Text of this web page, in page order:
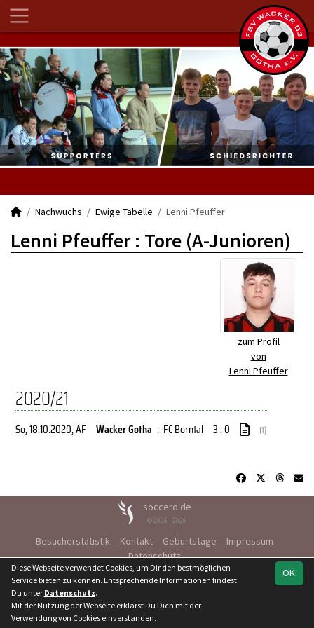
Nachwuchs Ewige Tabelle Lenni Pfeuffer
Lenni Pfeuffer : Tore (A-Junioren)
zum Profil
von
Lenni Pfeuffer
2020/21
So, 18.10.2020, AF Wacker Gotha : FC Borntal 3 : 0 (1)
soccero.de
© 2006 - 2026
Besucherstatistik Kontakt Geburtstage
Impressum
Datenschutz
OK
Diese Webseite verwendet Cookies, um Dir den bestmöglichen
Service bieten zu können. Entsprechende Informationen findest
Du unter Datenschutz.
Mit der Nutzung der Webseite erklärst Du Dich mit der
Verwendung von Cookies einverstanden.